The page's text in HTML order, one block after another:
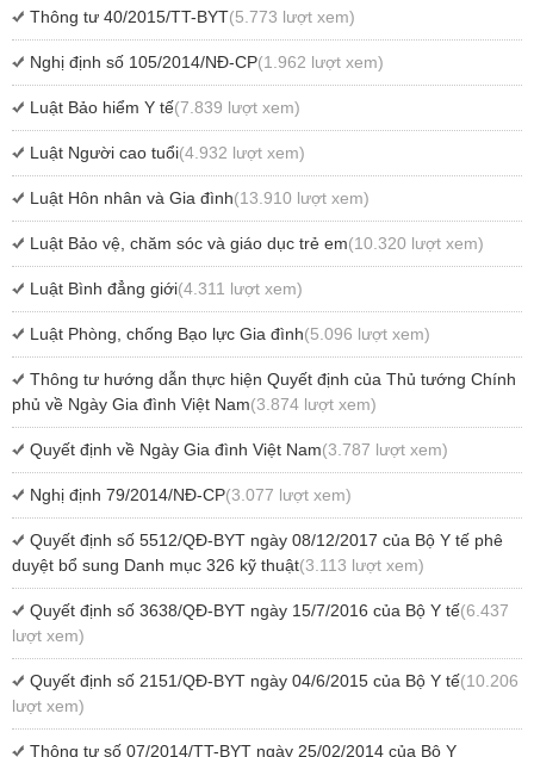
Thông tư 40/2015/TT-BYT(5.773 lượt xem)
Nghị định số 105/2014/NĐ-CP(1.962 lượt xem)
Luật Bảo hiểm Y tế(7.839 lượt xem)
Luật Người cao tuổi(4.932 lượt xem)
Luật Hôn nhân và Gia đình(13.910 lượt xem)
Luật Bảo vệ, chăm sóc và giáo dục trẻ em(10.320 lượt xem)
Luật Bình đẳng giới(4.311 lượt xem)
Luật Phòng, chống Bạo lực Gia đình(5.096 lượt xem)
Thông tư hướng dẫn thực hiện Quyết định của Thủ tướng Chính
phủ về Ngày Gia đình Việt Nam(3.874 lượt xem)
Quyết định về Ngày Gia đình Việt Nam(3.787 lượt xem)
Nghị định 79/2014/NĐ-CP(3.077 lượt xem)
Quyết định số 5512/QĐ-BYT ngày 08/12/2017 của Bộ Y tế phê
duyệt bổ sung Danh mục 326 kỹ thuật(3.113 lượt xem)
Quyết định số 3638/QĐ-BYT ngày 15/7/2016 của Bộ Y tế(6.437
lượt xem)
Quyết định số 2151/QĐ-BYT ngày 04/6/2015 của Bộ Y tế(10.206
lượt xem)
Thông tư số 07/2014/TT-BYT ngày 25/02/2014 của Bộ Y